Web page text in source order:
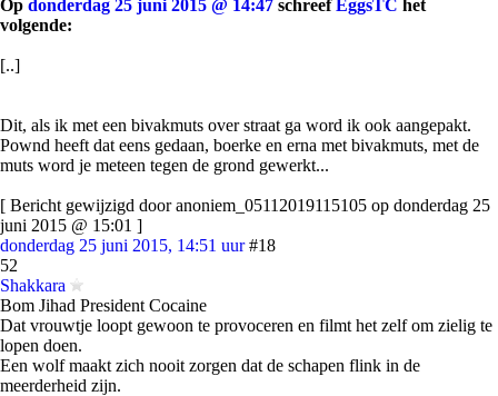
Op donderdag 25 juni 2015 @ 14:47 schreefEggsTC het
volgende:
[..]
Dit, als ik met een bivakmuts over straat ga word ik ook aangepakt.
Pownd heeft dat eens gedaan, boerke en erna met bivakmuts, met de
muts word je meteen tegen de grond gewerkt...
[ Bericht gewijzigd door anoniem_05112019115105 op donderdag 25
juni 2015 @ 15:01 ]
donderdag 25 juni 2015, 14:51 uur #18
52
Shakkara
Bom Jihad President Cocaine
Dat vrouwtje loopt gewoon te provoceren en filmt het zelf om zielig te
lopen doen.
Een wolf maakt zich nooit zorgen dat de schapen flink in de
meerderheid zijn.